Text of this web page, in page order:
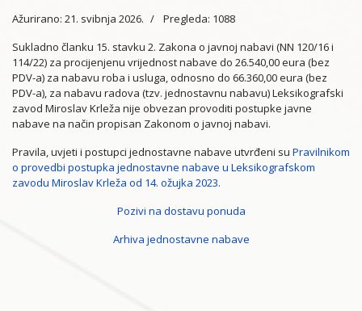
Ažurirano: 21. svibnja 2026.
Pregleda: 1088
Sukladno članku 15. stavku 2. Zakona o javnoj nabavi (NN 120/16 i
114/22) za procijenjenu vrijednost nabave do 26.540,00 eura (bez
PDV-a) za nabavu roba i usluga, odnosno do 66.360,00 eura (bez
PDV-a), za nabavu radova (tzv. jednostavnu nabavu) Leksikografski
zavod Miroslav Krleža nije obvezan provoditi postupke javne
nabave na način propisan Zakonom o javnoj nabavi.
Pravila, uvjeti i postupci jednostavne nabave utvrđeni su Pravilnikom
o provedbi postupka jednostavne nabave u Leksikografskom
zavodu Miroslav Krleža od 14. ožujka 2023.
Pozivi na dostavu ponuda
Arhiva jednostavne nabave